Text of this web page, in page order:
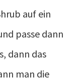
auf ein
passe dann
dann das
man die